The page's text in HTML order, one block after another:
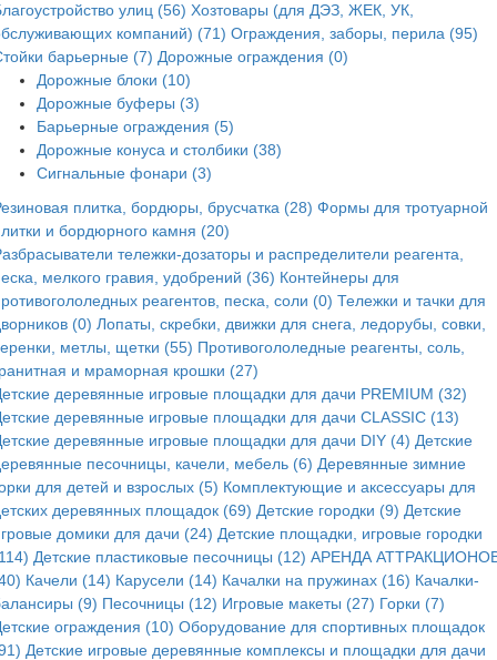
улиц (56) Хозтовары (для ДЭЗ, ЖЕК, УК,
компаний) (71) Ограждения, заборы, перила (95)
барьерные (7) Дорожные ограждения (0)
Дорожные блоки (10)
Дорожные буферы (3)
Барьерные ограждения (5)
Дорожные конуса и столбики (38)
Сигнальные фонари (3)
плитка, бордюры, брусчатка (28) Формы для тротуарной
и бордюрного камня (20)
тележки-дозаторы и распределители реагента,
мелкого гравия, удобрений (36) Контейнеры для
реагентов, песка, соли (0) Тележки и тачки для
(0) Лопаты, скребки, движки для снега, ледорубы, совки,
метлы, щетки (55) Противогололедные реагенты, соль,
и мраморная крошки (27)
деревянные игровые площадки для дачи PREMIUM (32)
деревянные игровые площадки для дачи CLASSIC (13)
деревянные игровые площадки для дачи DIY (4) Детские
песочницы, качели, мебель (6) Деревянные зимние
для детей и взрослых (5) Комплектующие и аксессуары для
деревянных площадок (69) Детские городки (9) Детские
домики для дачи (24) Детские площадки, игровые городки
Детские пластиковые песочницы (12) АРЕНДА
Качели (14) Карусели (14) Качалки на пружинах (16) Качалки-
(9) Песочницы (12) Игровые макеты (27) Горки (7)
ограждения (10) Оборудование для спортивных площадок
Детские игровые деревянные комплексы и площадки для дачи